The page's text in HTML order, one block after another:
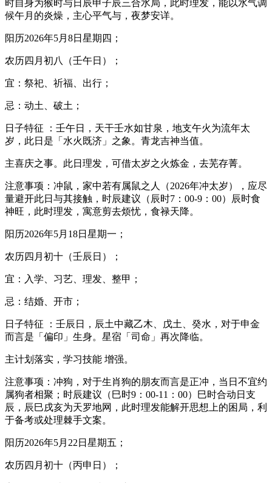
时自身为猴时与日辰申子辰三合水局，此时理发，能以水气调
候午月的炎燥，主心平气与，夜梦安详。
阳历2026年5月8日星期四；
农历四月初八（壬午日）；
宜：祭祀、祈福、出行；
忌：动土、破土；
日子特征 ：壬午日，天干壬水如甘泉，地支午火为流年太
岁，此日是「水火既济」之象。青龙吉神当值。
主喜庆之事。此日理发，可借太岁之火炼金，去芜存菁。
注意事项：冲鼠，家中若有属鼠之人（2026年冲太岁），应尽
量避开此日与其接触，时辰建议（辰时7：00-9：00）辰时食
神旺，此时理发，寓意剪去烦忧，食禄天降。
阳历2026年5月18日星期一；
农历四月初十（壬辰日）；
宜：入学、习艺、理发、整甲；
忌：结婚、开市；
日子特征 ：壬辰日，辰土中藏乙木、戊土、癸水，对于申金
而言是「偏印」生身。星宿「司命」再次降临。
主计划落实，学习技能 增强。
注意事项：冲狗，对于生肖狗的朋友而言是正冲，当日不宜约
属狗者相聚；时辰建议（巳时9：00-11：00）巳时合动日支
辰，辰巳戌亥为天罗地网，此时理发能解开思想上的困局，利
于备考或处理棘手文案。
阳历2026年5月22日星期五；
农历四月初十（丙申日）；